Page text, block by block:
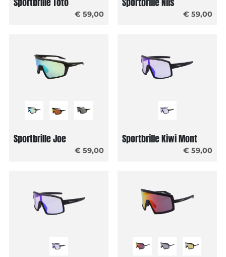
€ 59,00 € 59,00
Sportbrille Joe
€ 59,00
Sportbrille Kiwi Mont
€ 59,00